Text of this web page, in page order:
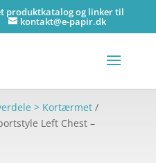
produktkatalog og linker til
kontakt@e-papir.dk
> Kortærmet/
Left Chest –